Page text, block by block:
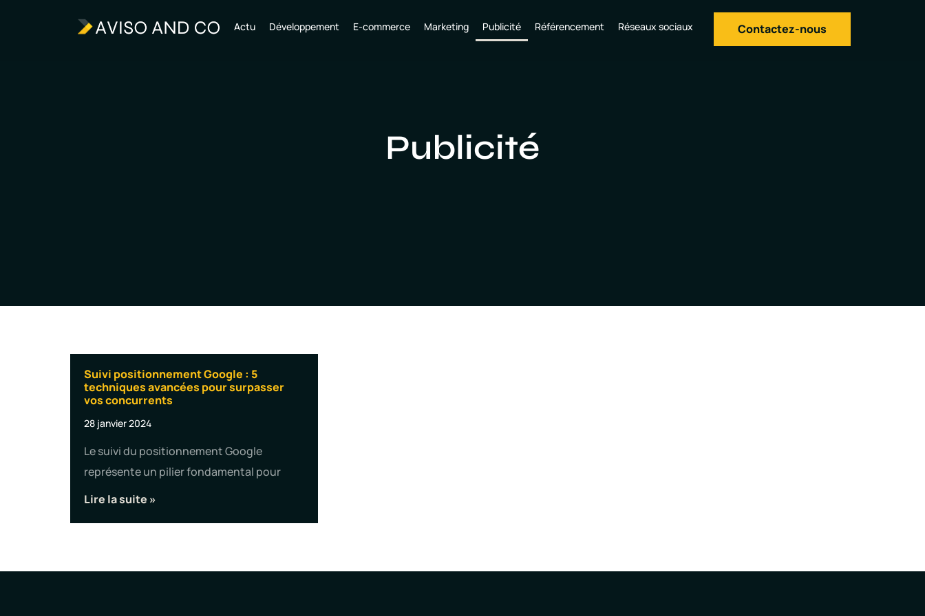
Actu Développement E-commerce Marketing Publicité Référencement Réseaux sociaux Contactez-nous
Publicité
Suivi positionnement Google : 5
techniques avancées pour surpasser
vos concurrents
28 janvier 2024
Le suivi du positionnement Google
représente un pilier fondamental pour
Lire la suite »